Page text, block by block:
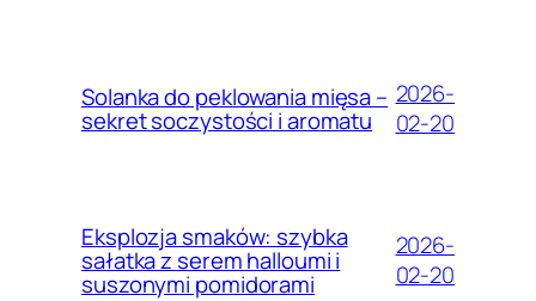
Solanka do peklowania mięsa –
sekret soczystości i aromatu
2026-
02-20
Eksplozja smaków: szybka
sałatka z serem halloumi i
suszonymi pomidorami
2026-
02-20